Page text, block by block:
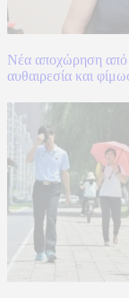
Νέα αποχώρηση από
αυθαιρεσία και